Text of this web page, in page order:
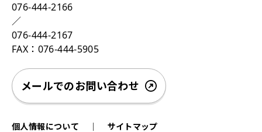
076-444-2166
／
076-444-2167
FAX：076-444-5905
メールでのお問い合わせ
個人情報について サイトマップ